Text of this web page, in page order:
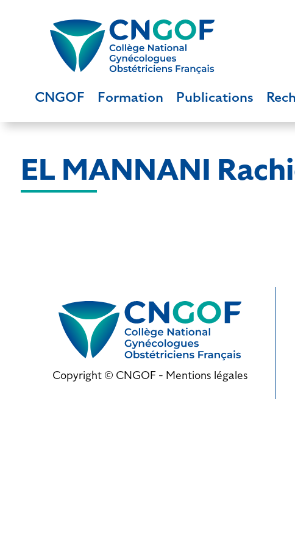
CNGOF Formation Publications
EL MANNANI
Copyright © CNGOF - Mentions légales